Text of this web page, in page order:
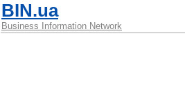
BIN.ua
Business Information Network